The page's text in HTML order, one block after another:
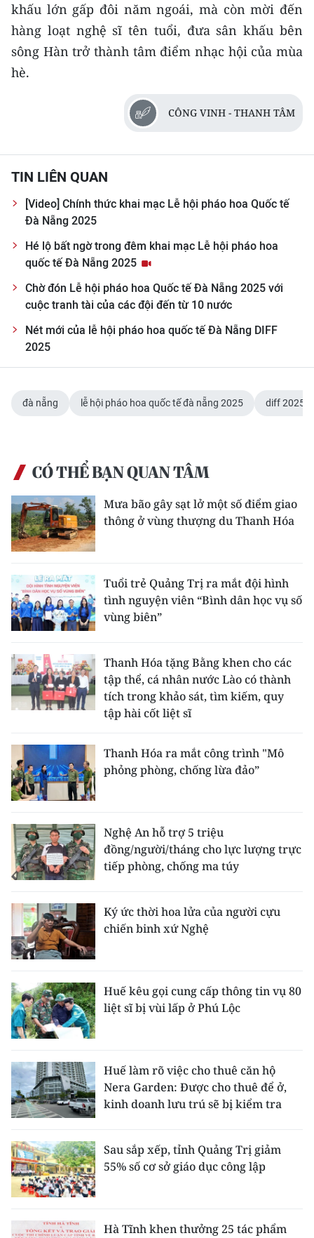
khấu lớn gấp đôi năm ngoái, mà còn mời đến
hàng loạt nghệ sĩ tên tuổi, đưa sân khấu bên
sông Hàn trở thành tâm điểm nhạc hội của mùa
hè.
CÔNG VINH - THANH TÂM
TIN LIÊN QUAN
[Video] Chính thức khai mạc Lễ hội pháo hoa Quốc tế
Đà Nẵng 2025
Hé lộ bất ngờ trong đêm khai mạc Lễ hội pháo hoa
quốc tế Đà Nẵng 2025
Chờ đón Lễ hội pháo hoa Quốc tế Đà Nẵng 2025 với
cuộc tranh tài của các đội đến từ 10 nước
Nét mới của lễ hội pháo hoa quốc tế Đà Nẵng DIFF
2025
đà nẵng lễ hội pháo hoa quốc tế đà nẵng 2025 diff 2025
CÓ THỂ BẠN QUAN TÂM
Mưa bão gây sạt lở một số điểm giao
thông ở vùng thượng du Thanh Hóa
Tuổi trẻ Quảng Trị ra mắt đội hình
tình nguyện viên “Bình dân học vụ số
vùng biên”
Thanh Hóa tặng Bằng khen cho các
tập thể, cá nhân nước Lào có thành
tích trong khảo sát, tìm kiếm, quy
tập hài cốt liệt sĩ
Thanh Hóa ra mắt công trình "Mô
phỏng phòng, chống lừa đảo”
Nghệ An hỗ trợ 5 triệu
đồng/người/tháng cho lực lượng trực
tiếp phòng, chống ma túy
Ký ức thời hoa lửa của người cựu
chiến binh xứ Nghệ
Huế kêu gọi cung cấp thông tin vụ 80
liệt sĩ bị vùi lấp ở Phú Lộc
Huế làm rõ việc cho thuê căn hộ
Nera Garden: Được cho thuê để ở,
kinh doanh lưu trú sẽ bị kiểm tra
Sau sắp xếp, tỉnh Quảng Trị giảm
55% số cơ sở giáo dục công lập
Hà Tĩnh khen thưởng 25 tác phẩm